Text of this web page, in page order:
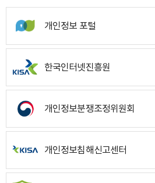
개인정보 포털
한국인터넷진흥원
개인정보분쟁조정위원회
개인정보침해신고센터